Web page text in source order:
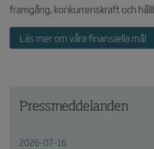
framgång, konkurrenskraft och
Läs mer om våra finansiella mål
Pressmeddelanden
2026-07-16